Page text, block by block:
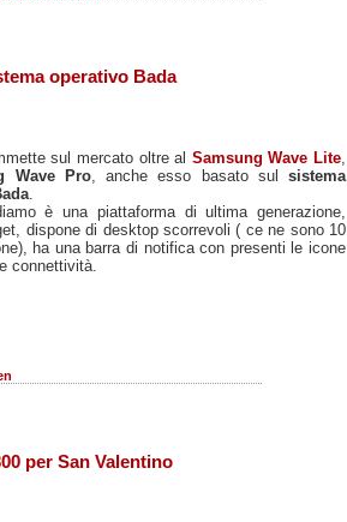
operativo Bada
sul mercato oltre al Samsung Wave Lite,
Wave Pro, anche esso basato sul sistema
.
è una piattaforma di ultima generazione,
dispone di desktop scorrevoli ( ce ne sono 10
ha una barra di notifica con presenti le icone
connettività.
per San Valentino